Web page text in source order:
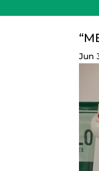
Jun